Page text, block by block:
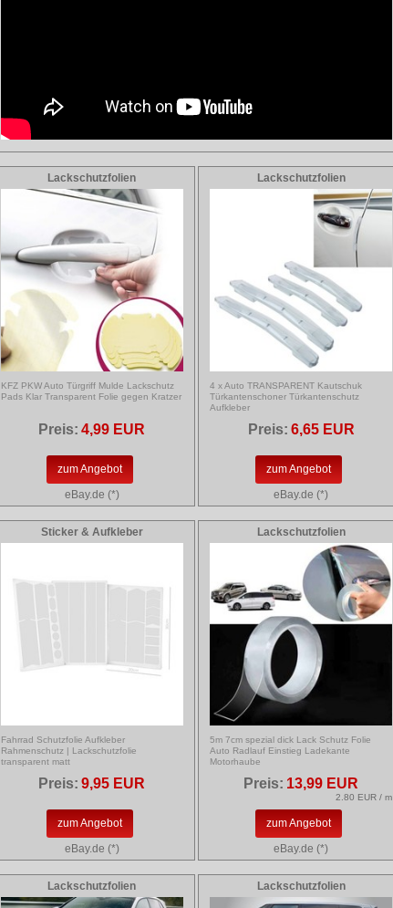
Lackschutzfolien
KFZ PKW Auto Türgriff Mulde Lackschutz
Pads Klar Transparent Folie gegen Kratzer
Preis: 4,99 EUR
zum Angebot
eBay.de (*)
Lackschutzfolien
4 x Auto TRANSPARENT Kautschuk
Türkantenschoner Türkantenschutz
Aufkleber
Preis: 6,65 EUR
zum Angebot
eBay.de (*)
Sticker & Aufkleber
Fahrrad Schutzfolie Aufkleber
Rahmenschutz | Lackschutzfolie
transparent matt
Preis: 9,95 EUR
zum Angebot
eBay.de (*)
Lackschutzfolien
5m 7cm spezial dick Lack Schutz Folie
Auto Radlauf Einstieg Ladekante
Motorhaube
Preis: 13,99 EUR
2.80 EUR / m
zum Angebot
eBay.de (*)
Lackschutzfolien Lackschutzfolien